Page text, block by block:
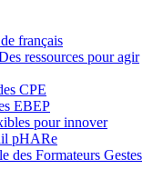
français
ressources pour agir
CPE
EBEP
pour innover
pHARe
des Formateurs Gestes